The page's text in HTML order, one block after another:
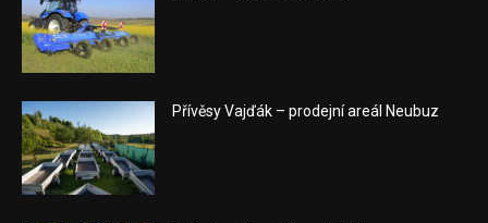
Přívěsy Vajďák – prodejní areál Neubuz